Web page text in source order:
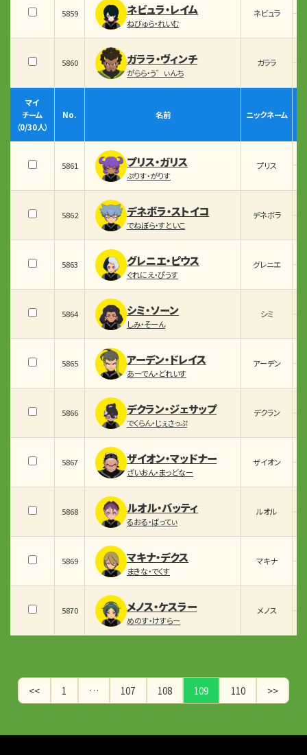
5859 ネビュラ・レイム
ねびゅら・れいむ
ネビュラ
5860 ガララ・ヴィンチ
がらら・う゛ぃんち
ガララ
マイ
チーム
（0/30人）
No. 名前 ニックネーム
5861 プリス・ガリス
ぷりす・がりす
プリス
5862 デネボラ・ストイコ
でねぼら・すといこ
デネボラ
5863 グレニエ・ピウス
ぐれにえ・ぴうす
グレニエ
5864 シミ・ソーン
しみ・そーん
シミ
5865 アーデン・ドレイス
あーでん・どれいす
アーデン
5866 デクラン・ジェサップ
でくらん・じぇさっぷ
デクラン
5867 ザイオン・マッドナー
ざいおん・まっどなー
ザイオン
5868 ルオル・バッティ
るおる・ばってぃ
ルオル
5869 マキナ・デクス
まきな・でくす
マキナ
5870 メノス・ケスラー
めのす・けすらー
メノス
<< 1 … 107 108 109 110 >>